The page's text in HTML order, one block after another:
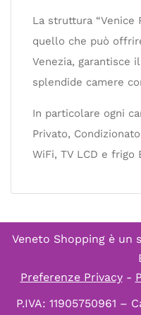
La struttura “Venice
quello che può
Venezia, garantisce
splendide camere
In particolare ogni
Privato,
WiFi, TV LCD e frigo
Veneto Shopping è un
Preferenze Privacy-
P.IVA: 11905750961 –